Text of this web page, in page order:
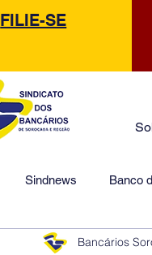
FILIE-SE
Sindnews Banco
HSBCBancários